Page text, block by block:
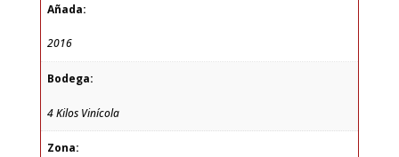
Añada:
2016
Bodega:
4 Kilos Vinícola
Zona: